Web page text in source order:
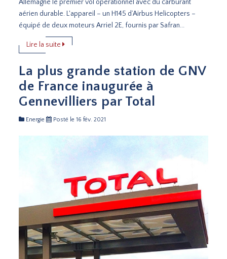
Allemagne le premier vol opérationnel avec du carburant
aérien durable. L'appareil – un H145 d’Airbus Helicopters –
équipé de deux moteurs Arriel 2E, fournis par Safran...
Lire la suite
La plus grande station de GNV
de France inaugurée à
Gennevilliers par Total
Energie Posté le 16 fév. 2021